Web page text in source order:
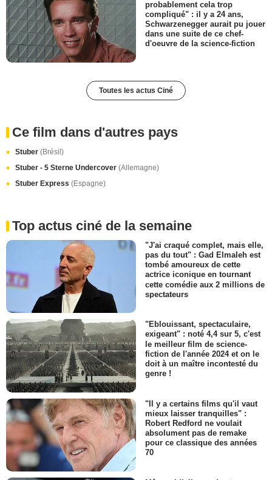
probablement cela trop
compliqué" : il y a 24 ans,
Schwarzenegger aurait pu jouer
dans une suite de ce chef-
d'oeuvre de la science-fiction
Toutes les actus Ciné
Ce film dans d'autres pays
Stuber (Brésil)
Stuber - 5 Sterne Undercover (Allemagne)
Stuber Express (Espagne)
Top actus ciné de la semaine
"J'ai craqué complet, mais elle,
pas du tout" : Gad Elmaleh est
tombé amoureux de cette
actrice iconique en tournant
cette comédie aux 2 millions de
spectateurs
"Eblouissant, spectaculaire,
exigeant" : noté 4,4 sur 5, c'est
le meilleur film de science-
fiction de l'année 2024 et on le
doit à un maître incontesté du
genre !
"Il y a certains films qu'il vaut
mieux laisser tranquilles" :
Robert Redford ne voulait
absolument pas de remake
pour ce classique des années
70